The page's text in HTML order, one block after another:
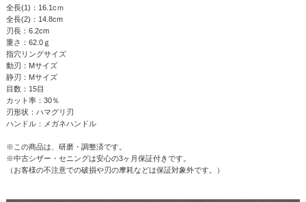
全長(1)：16.1cｍ
全長(2)：14.8cm
刃長：6.2cm
重さ：62.0ｇ
指穴リングサイズ
動刃：Mサイズ
静刃：Mサイズ
目数：15目
カット率：30％
刃形状：ハマグリ刃
ハンドル：メガネハンドル
※この商品は、研磨・調整済です。
※中古シザー・セニングは安心の3ヶ月保証付きです。
（お客様の不注意での破損や刃の摩耗などは保証対象外です。）